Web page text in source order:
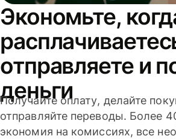
Экономьте,
отправляете и
деньги
Получайте оплату, делайте
отправляйте переводы. Более
экономия на комиссиях, все